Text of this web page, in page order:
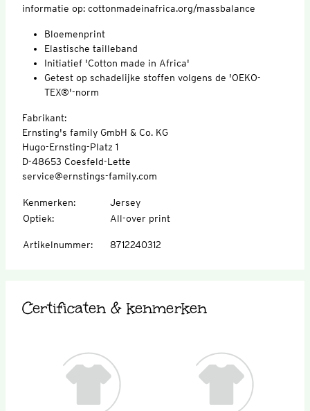
informatie op: cottonmadeinafrica.org/massbalance
Bloemenprint
Elastische tailleband
Initiatief 'Cotton made in Africa'
Getest op schadelijke stoffen volgens de 'OEKO-
TEX®'-norm
Fabrikant:
Ernsting's family GmbH & Co. KG
Hugo-Ernsting-Platz 1
D-48653 Coesfeld-Lette
service@ernstings-family.com
Kenmerken:
Jersey
Optiek: All-over print
Artikelnummer: 8712240312
Certificaten & kenmerken